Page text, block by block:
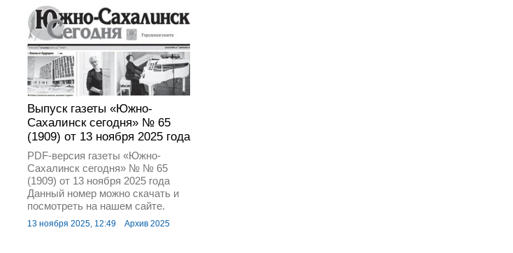
Выпуск газеты «Южно-
Сахалинск сегодня» № 65
(1909) от 13 ноября 2025 года
PDF-версия газеты «Южно-
Сахалинск сегодня» № № 65
(1909) от 13 ноября 2025 года
Данный номер можно скачать и
посмотреть на нашем сайте.
13 ноября 2025, 12:49 Архив 2025